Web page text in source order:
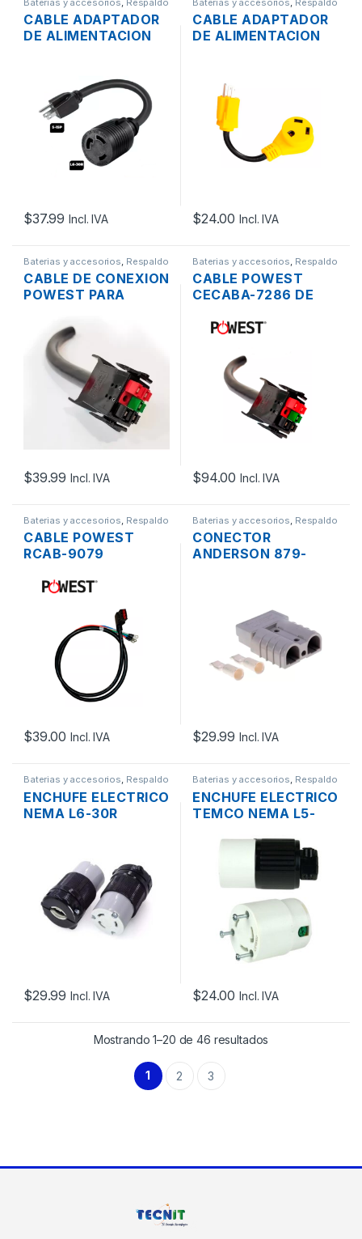
de Energía
CABLE ADAPTADOR
DE ALIMENTACION
$37.99 Incl. IVA
de Energía
CABLE ADAPTADOR
DE ALIMENTACION
$24.00 Incl. IVA
Baterias y accesorios Respaldo
de Energía
CABLE DE CONEXION
POWEST PARA
20CM
$39.99 Incl. IVA
Baterias y accesorios Respaldo
de Energía
CABLE POWEST
CECABA-7286 DE
BANCO DE BATERIAS
$94.00 Incl. IVA
Baterias y accesorios Respaldo
de Energía
CABLE POWEST
RCAB-9079
PARALELO UPS
$39.00 Incl. IVA
Baterias y accesorios Respaldo
de Energía
CONECTOR
ANDERSON 879-
VARIOS CABLES GRIS
$29.99 Incl. IVA
Baterias y accesorios Respaldo
de Energía
ENCHUFE ELECTRICO
NEMA L6-30R
$29.99 Incl. IVA
Baterias y accesorios Respaldo
de Energía
ENCHUFE ELECTRICO
TEMCO NEMA L5-
$24.00 Incl. IVA
Mostrando 1–20 de 46 resultados
1 2 3